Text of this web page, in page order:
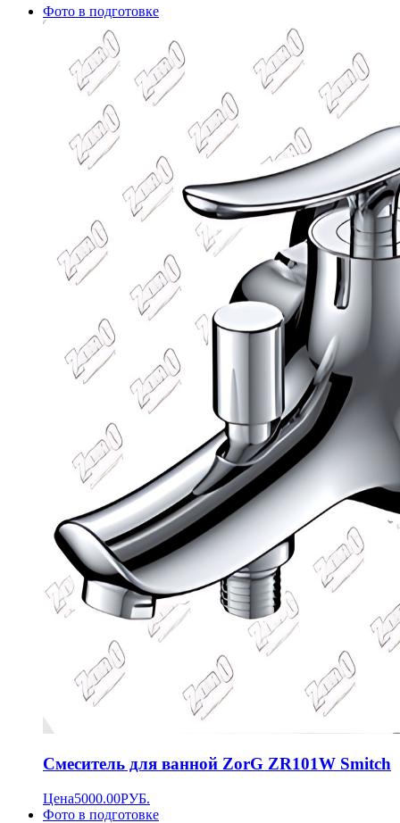
Фото в подготовке
Смеситель для ванной ZorG ZR101W Smitch
Цена5000.00РУБ.
Фото в подготовке